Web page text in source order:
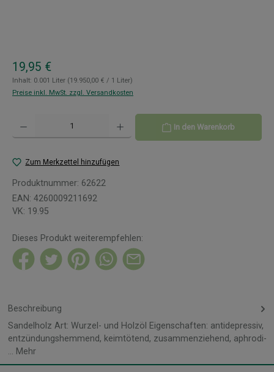
Regulärer Preis:
19,95 €
Inhalt: 0.001 Liter (19.950,00 € / 1 Liter)
Preise inkl. MwSt. zzgl. Versandkosten
Produkt Anzahl: Gib den gewünschten Wert ein oder benutze die Schaltflächen
In den Warenkorb
Zum Merkzettel hinzufügen
Produktnummer: 62622
EAN: 4260009211692
VK: 19.95
Dieses Produkt weiterempfehlen:
Beschreibung
Sandelholz Art: Wurzel- und Holzöl Eigenschaften: antidepressiv,
entzündungshemmend, keimtötend, zusammenziehend, aphrodi-
… Mehr